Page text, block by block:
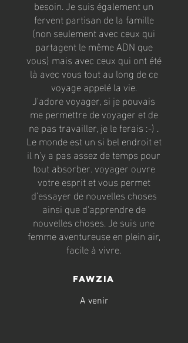
besoin. Je suis également un
fervent partisan de la famille
(non seulement avec ceux qui
partagent le même ADN que
vous) mais avec ceux qui ont été
là avec vous tout au long de ce
voyage appelé la vie.
J'adore voyager, si je pouvais
me permettre de voyager et de
ne pas travailler, je le ferais :-) .
Le monde est un si bel endroit et
il n'y a pas assez de temps pour
tout absorber. voyager ouvre
votre esprit et vous permet
d'essayer de nouvelles choses
ainsi que d'apprendre de
nouvelles choses. Je suis une
femme aventureuse en plein air,
facile à vivre.
Fawzia
A venir